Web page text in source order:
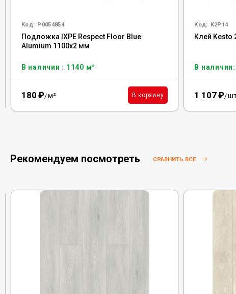
Код: Р0054854
Подложка IXPE Respect Floor Blue
Alumium 1100х2 мм
В наличии : 1140 м²
180 ₽/м² В корзину
Код: K2P14
Клей Kesto
В
1 107₽/
Рекомендуем посмотреть СРАВНИТЬ ВСЕ